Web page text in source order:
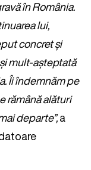
în România.
lui,
concret și
mult-așteptată
Îi îndemnăm pe
rămână alături
departe”,a